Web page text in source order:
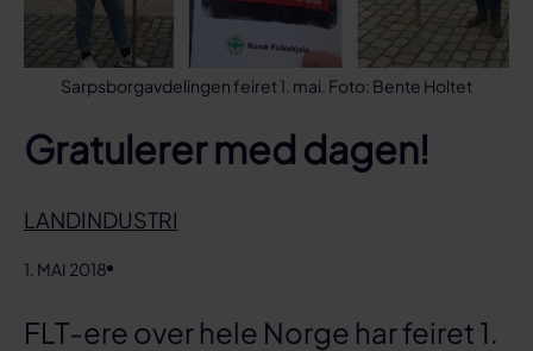
Sarpsborgavdelingen feiret 1. mai. Foto: Bente Holtet
Gratulerer med dagen!
LANDINDUSTRI
1. MAI 2018
FLT-ere over hele Norge har feiret 1.